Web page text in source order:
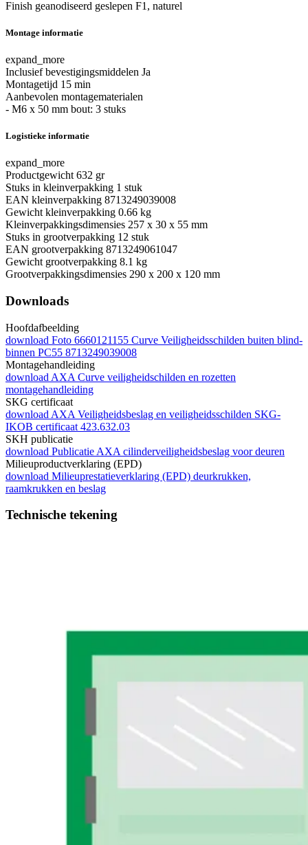
Finish geanodiseerd geslepen F1, naturel
Montage informatie
expand_more
Inclusief bevestigingsmiddelen Ja
Montagetijd 15 min
Aanbevolen montagematerialen
- M6 x 50 mm bout: 3 stuks
Logistieke informatie
expand_more
Productgewicht 632 gr
Stuks in kleinverpakking 1 stuk
EAN kleinverpakking 8713249039008
Gewicht kleinverpakking 0.66 kg
Kleinverpakkingsdimensies 257 x 30 x 55 mm
Stuks in grootverpakking 12 stuk
EAN grootverpakking 8713249061047
Gewicht grootverpakking 8.1 kg
Grootverpakkingsdimensies 290 x 200 x 120 mm
Downloads
Hoofdafbeelding
download Foto 6660121155 Curve Veiligheidsschilden buiten blind-
binnen PC55 8713249039008
Montagehandleiding
download AXA Curve veiligheidschilden en rozetten
montagehandleiding
SKG certificaat
download AXA Veiligheidsbeslag en veiligheidsschilden SKG-
IKOB certificaat 423.632.03
SKH publicatie
download Publicatie AXA cilinderveiligheidsbeslag voor deuren
Milieuproductverklaring (EPD)
download Milieuprestatieverklaring (EPD) deurkrukken,
raamkrukken en beslag
Technische tekening